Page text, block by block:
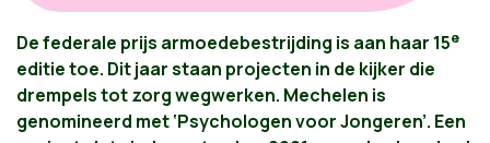
De federale prijs armoedebestrijding is aan haar 15e
editie toe. Dit jaar staan projecten in de kijker die
drempels tot zorg wegwerken. Mechelen is
genomineerd met ‘Psychologen voor Jongeren’. Een